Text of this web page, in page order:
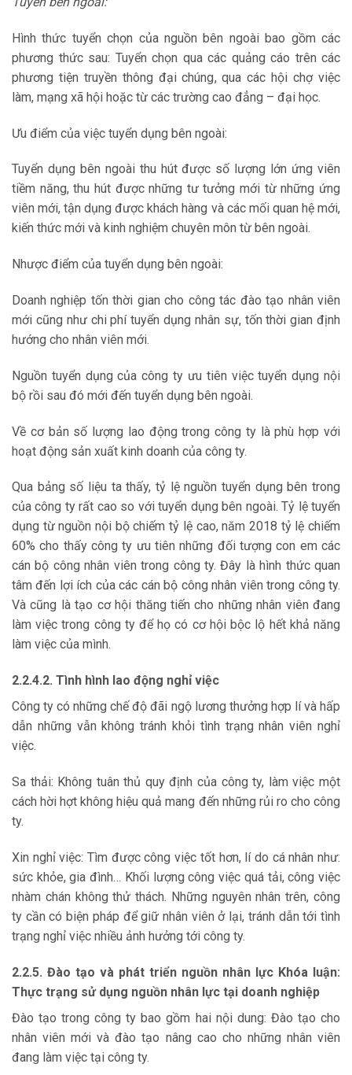
Hình thức tuyển chọn của nguồn bên ngoài bao gồm các
phương thức sau: Tuyển chọn qua các quảng cáo trên các
phương tiện truyền thông đại chúng, qua các hội chợ việc
làm, mạng xã hội hoặc từ các trường cao đẳng – đại học.
Ưu điểm của việc tuyển dụng bên ngoài:
Tuyển dụng bên ngoài thu hút được số lượng lớn ứng viên
tiềm năng, thu hút được những tư tưởng mới từ những ứng
viên mới, tận dụng được khách hàng và các mối quan hệ mới,
kiến thức mới và kinh nghiệm chuyên môn từ bên ngoài.
Nhược điểm của tuyển dụng bên ngoài:
Doanh nghiệp tốn thời gian cho công tác đào tạo nhân viên
mới cũng như chi phí tuyển dụng nhân sự, tốn thời gian định
hướng cho nhân viên mới.
Nguồn tuyển dụng của công ty ưu tiên việc tuyển dụng nội
bộ rồi sau đó mới đến tuyển dụng bên ngoài.
Về cơ bản số lượng lao động trong công ty là phù hợp với
hoạt động sản xuất kinh doanh của công ty.
Qua bảng số liệu ta thấy, tỷ lệ nguồn tuyển dụng bên trong
của công ty rất cao so với tuyển dụng bên ngoài. Tỷ lệ tuyển
dụng từ nguồn nội bộ chiếm tỷ lệ cao, năm 2018 tỷ lệ chiếm
60% cho thấy công ty ưu tiên những đối tượng con em các
cán bộ công nhân viên trong công ty. Đây là hình thức quan
tâm đến lợi ích của các cán bộ công nhân viên trong công ty.
Và cũng là tạo cơ hội thăng tiến cho những nhân viên đang
làm việc trong công ty để họ có cơ hội bộc lộ hết khả năng
làm việc của mình.
2.2.4.2. Tình hình lao động nghỉ việc
Công ty có những chế độ đãi ngộ lương thưởng hợp lí và hấp
dẫn những vẫn không tránh khỏi tình trạng nhân viên nghỉ
việc.
Sa thải: Không tuân thủ quy định của công ty, làm việc một
cách hời hợt không hiệu quả mang đến những rủi ro cho công
ty.
Xin nghỉ việc: Tìm được công việc tốt hơn, lí do cá nhân như:
sức khỏe, gia đình… Khối lượng công việc quá tải, công việc
nhàm chán không thử thách. Những nguyên nhân trên, công
ty cần có biện pháp để giữ nhân viên ở lại, tránh dẫn tới tình
trạng nghỉ việc nhiều ảnh hưởng tới công ty.
2.2.5. Đào tạo và phát triển nguồn nhân lực Khóa luận:
Thực trạng sử dụng nguồn nhân lực tại doanh nghiệp
Đào tạo trong công ty bao gồm hai nội dung: Đào tạo cho
nhân viên mới và đào tạo nâng cao cho những nhân viên
đang làm việc tại công ty.